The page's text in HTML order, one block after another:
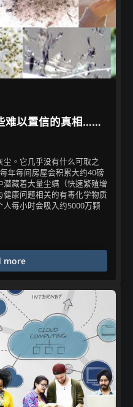
难以置信的真相……
。它几乎没有什么可取之
年每间房屋会积累大约40磅
藏着大量尘螨（快速繁殖增
康问题相关的有毒化学物质
每小时会吸入约5000万颗
more